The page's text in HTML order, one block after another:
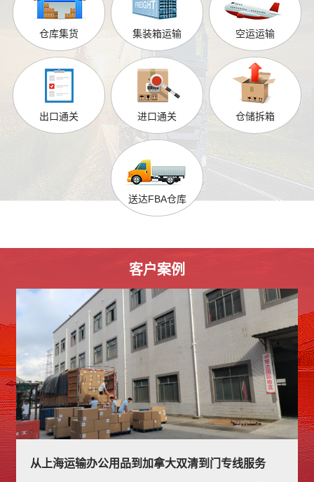
仓库集货 集装箱运输 空运运输
出口通关 进口通关 仓储拆箱
送达FBA仓库
客户案例
线服务 上海到加拿大空派，什么价格?如何发呢